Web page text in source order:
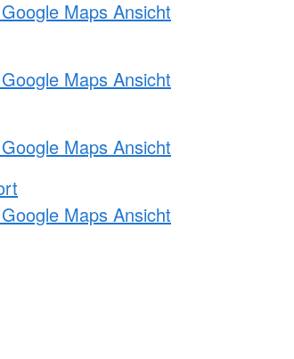
Maps Ansicht
Maps Ansicht
Maps Ansicht
Maps Ansicht